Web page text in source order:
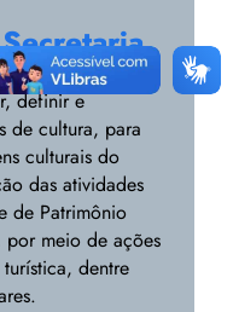
definir e
de cultura, para
culturais do
das atividades
de Patrimônio
meio de ações
dentre